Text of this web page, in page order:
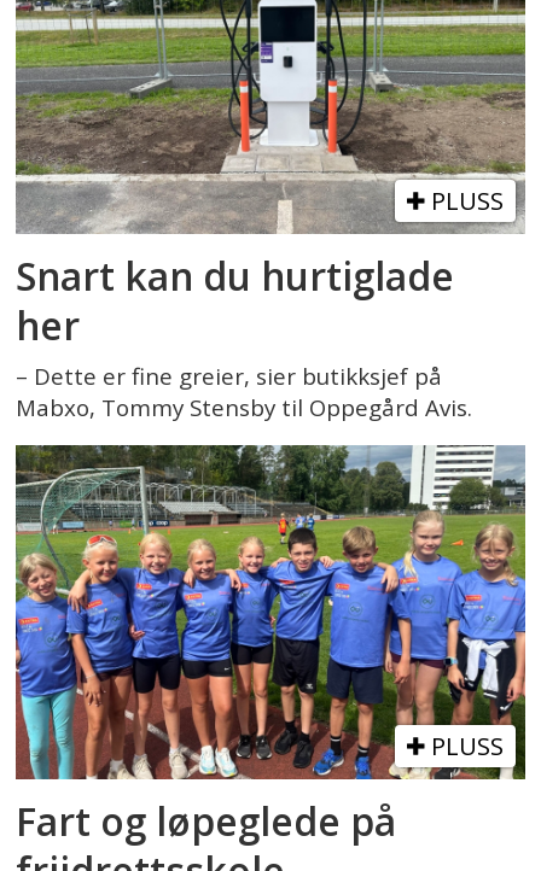
PLUSS
Snart kan du hurtiglade
her
– Dette er fine greier, sier butikksjef på
Mabxo, Tommy Stensby til Oppegård Avis.
PLUSS
Fart og løpeglede på